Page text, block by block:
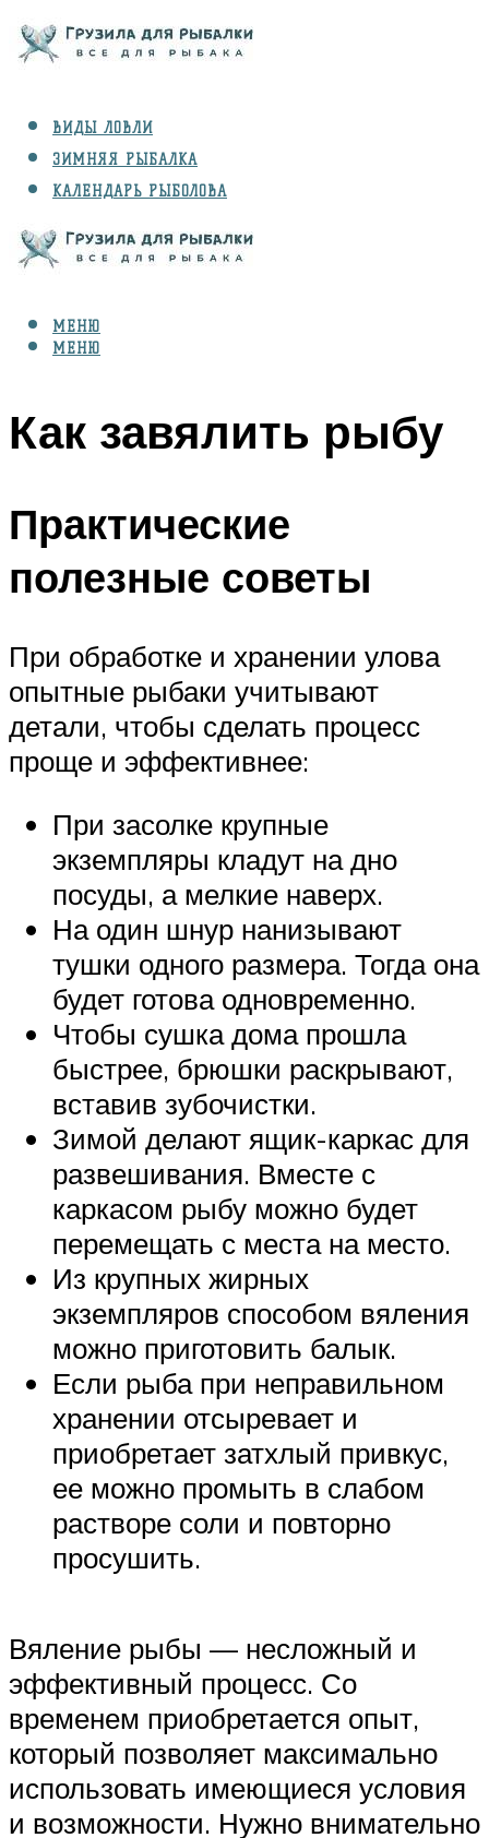
ВИДЫ ЛОВЛИ
ЗИМНЯЯ РЫБАЛКА
КАЛЕНДАРЬ РЫБОЛОВА
СНАРЯЖЕНИЕ
МЕНЮ
МЕНЮ
Как завялить рыбу
Практические
полезные советы
При обработке и хранении улова
опытные рыбаки учитывают
детали, чтобы сделать процесс
проще и эффективнее:
При засолке крупные
экземпляры кладут на дно
посуды, а мелкие наверх.
На один шнур нанизывают
тушки одного размера. Тогда она
будет готова одновременно.
Чтобы сушка дома прошла
быстрее, брюшки раскрывают,
вставив зубочистки.
Зимой делают ящик-каркас для
развешивания. Вместе с
каркасом рыбу можно будет
перемещать с места на место.
Из крупных жирных
экземпляров способом вяления
можно приготовить балык.
Если рыба при неправильном
хранении отсыревает и
приобретает затхлый привкус,
ее можно промыть в слабом
растворе соли и повторно
просушить.
Вяление рыбы — несложный и
эффективный процесс. Со
временем приобретается опыт,
который позволяет максимально
использовать имеющиеся условия
и возможности. Нужно внимательно